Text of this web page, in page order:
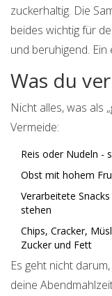
zuckerhaltig. Die
beides wichtig für
und beruhigend.
Was du
Nicht alles, was als
Vermeide:
Reis oder Nudeln -
Obst mit hohem
Verarbeitete
stehen
Chips, Cracker,
Zucker und Fett
Es geht nicht
deine